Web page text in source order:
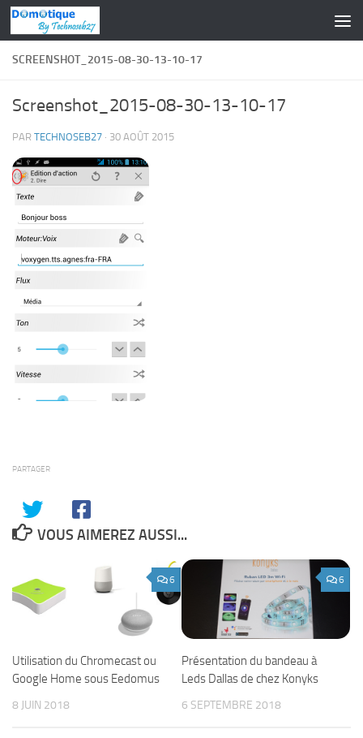
Skip to content
SCREENSHOT_2015-08-30-13-10-17
Screenshot_2015-08-30-13-10-17
PAR TECHNOSEB27 · 30 AOÛT 2015
PARTAGER
VOUS AIMEREZ AUSSI...
6
Utilisation du Chromecast ou
Google Home sous Eedomus
8 JUIN 2018
6
Présentation du bandeau à
Leds Dallas de chez Konyks
6 SEPTEMBRE 2018